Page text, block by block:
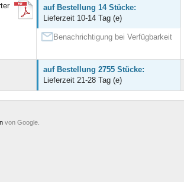
auf Bestellung 14 Stücke:
Lieferzeit 10-14 Tag (e)
Benachrichtigung bei Verfügbarkeit
auf Bestellung 2755 Stücke:
Lieferzeit 21-28 Tag (e)
von Google.